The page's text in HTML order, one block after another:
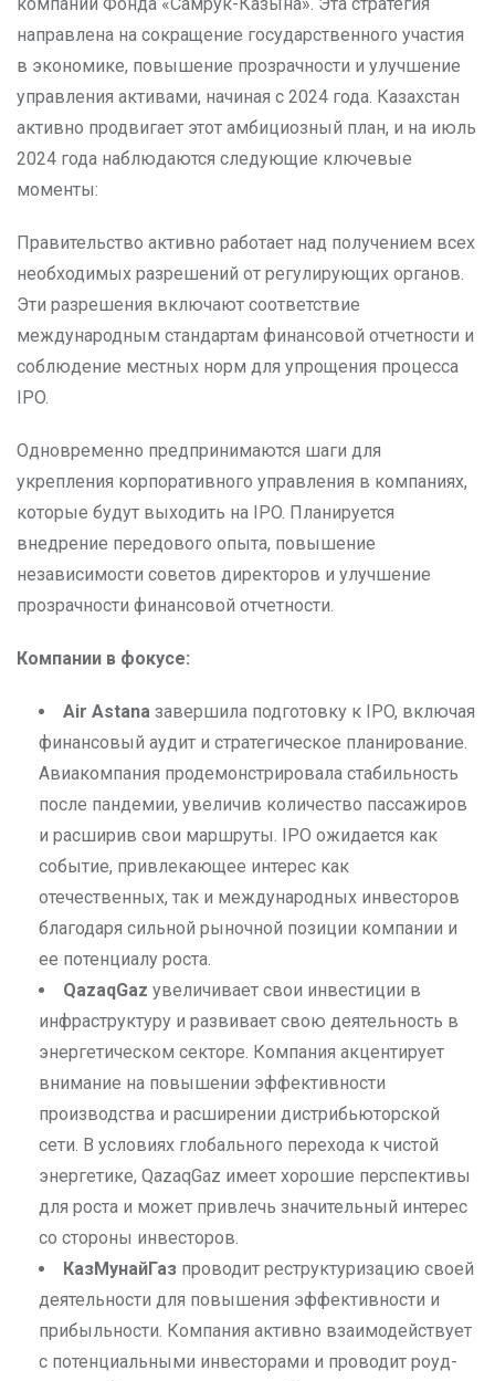
направлена на сокращение государственного участия
в экономике, повышение прозрачности и улучшение
управления активами, начиная с 2024 года. Казахстан
активно продвигает этот амбициозный план, и на июль
2024 года наблюдаются следующие ключевые
моменты:
Правительство активно работает над получением всех
необходимых разрешений от регулирующих органов.
Эти разрешения включают соответствие
международным стандартам финансовой отчетности и
соблюдение местных норм для упрощения процесса
IPO.
Одновременно предпринимаются шаги для
укрепления корпоративного управления в компаниях,
которые будут выходить на IPO. Планируется
внедрение передового опыта, повышение
независимости советов директоров и улучшение
прозрачности финансовой отчетности.
Компании в фокусе:
Air Astana завершила подготовку к IPO, включая
финансовый аудит и стратегическое планирование.
Авиакомпания продемонстрировала стабильность
после пандемии, увеличив количество пассажиров
и расширив свои маршруты. IPO ожидается как
событие, привлекающее интерес как
отечественных, так и международных инвесторов
благодаря сильной рыночной позиции компании и
ее потенциалу роста.
QazaqGaz увеличивает свои инвестиции в
инфраструктуру и развивает свою деятельность в
энергетическом секторе. Компания акцентирует
внимание на повышении эффективности
производства и расширении дистрибьюторской
сети. В условиях глобального перехода к чистой
энергетике, QazaqGaz имеет хорошие перспективы
для роста и может привлечь значительный интерес
со стороны инвесторов.
КазМунайГаз проводит реструктуризацию своей
деятельности для повышения эффективности и
прибыльности. Компания активно взаимодействует
с потенциальными инвесторами и проводит роуд-